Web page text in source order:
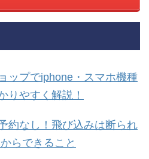
ップでiphone・スマホ機種
りやすく解説！
約なし！飛び込みは断られ
らできること